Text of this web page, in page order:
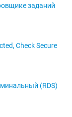
заданий
Check Secure
(RDS)